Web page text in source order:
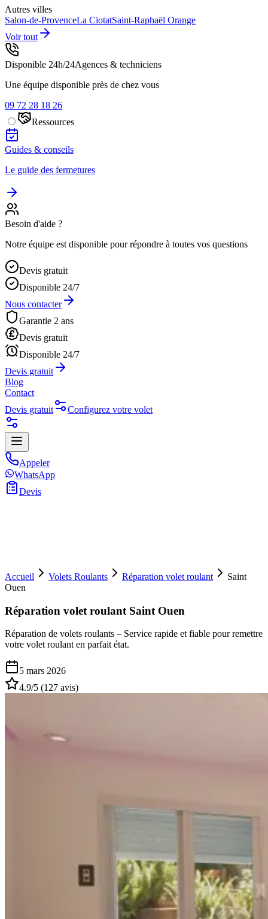
Autres villes
Salon-de-ProvenceLa CiotatSaint-Raphaël Orange
Voir tout
Disponible 24h/24Agences & techniciens
Une équipe disponible près de chez vous
09 72 28 18 26
Ressources
Guides & conseils
Le guide des fermetures
Besoin d'aide ?
Notre équipe est disponible pour répondre à toutes vos questions
Devis gratuit
Disponible 24/7
Nous contacter
Garantie 2 ans
Devis gratuit
Disponible 24/7
Devis gratuit
Blog
Contact
Devis gratuit
Configurez votre volet
Appeler
WhatsApp
Devis
Accueil Volets Roulants Réparation volet roulant
Saint
Ouen
Réparation volet roulant Saint Ouen
Réparation de volets roulants – Service rapide et fiable pour remettre
votre volet roulant en parfait état.
5 mars 2026
4.9/5 (127 avis)